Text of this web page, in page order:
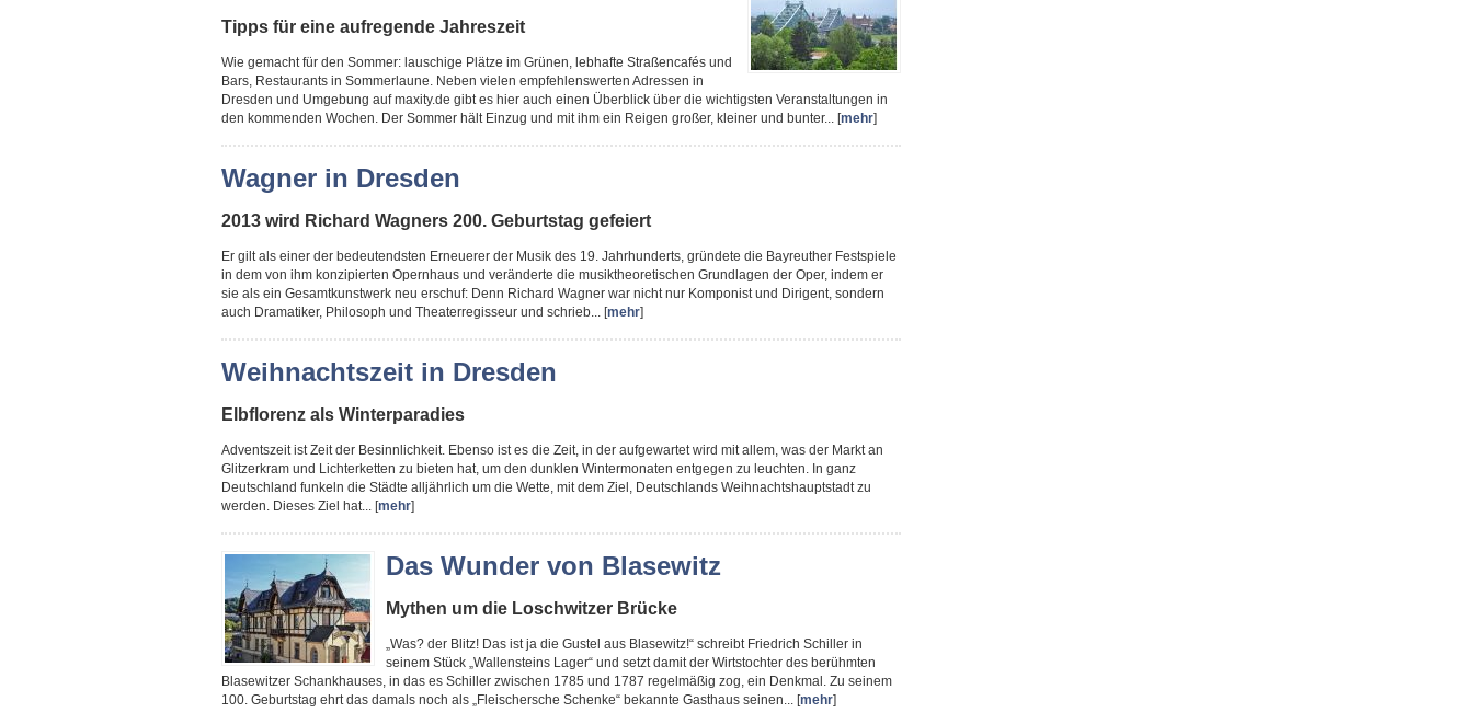
Tipps für eine aufregende Jahreszeit
Wie gemacht für den Sommer: lauschige Plätze im Grünen, lebhafte Straßencafés und
Bars, Restaurants in Sommerlaune. Neben vielen empfehlenswerten Adressen in
Dresden und Umgebung auf maxity.de gibt es hier auch einen Überblick über die wichtigsten Veranstaltungen in
den kommenden Wochen. Der Sommer hält Einzug und mit ihm ein Reigen großer, kleiner und bunter... [mehr]
Wagner in Dresden
2013 wird Richard Wagners 200. Geburtstag gefeiert
Er gilt als einer der bedeutendsten Erneuerer der Musik des 19. Jahrhunderts, gründete die Bayreuther Festspiele
in dem von ihm konzipierten Opernhaus und veränderte die musiktheoretischen Grundlagen der Oper, indem er
sie als ein Gesamtkunstwerk neu erschuf: Denn Richard Wagner war nicht nur Komponist und Dirigent, sondern
auch Dramatiker, Philosoph und Theaterregisseur und schrieb... [mehr]
Weihnachtszeit in Dresden
Elbflorenz als Winterparadies
Adventszeit ist Zeit der Besinnlichkeit. Ebenso ist es die Zeit, in der aufgewartet wird mit allem, was der Markt an
Glitzerkram und Lichterketten zu bieten hat, um den dunklen Wintermonaten entgegen zu leuchten. In ganz
Deutschland funkeln die Städte alljährlich um die Wette, mit dem Ziel, Deutschlands Weihnachtshauptstadt zu
werden. Dieses Ziel hat... [mehr]
Das Wunder von Blasewitz
Mythen um die Loschwitzer Brücke
„Was? der Blitz! Das ist ja die Gustel aus Blasewitz!“ schreibt Friedrich Schiller in
seinem Stück „Wallensteins Lager“ und setzt damit der Wirtstochter des berühmten
Blasewitzer Schankhauses, in das es Schiller zwischen 1785 und 1787 regelmäßig zog, ein Denkmal. Zu seinem
100. Geburtstag ehrt das damals noch als „Fleischersche Schenke“ bekannte Gasthaus seinen... [mehr]